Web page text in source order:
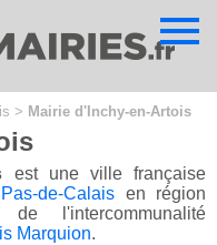
> Mairie d'Inchy-en-Artois
est une ville française
Pas-de-Calais en région
l'intercommunalité
Marquion.